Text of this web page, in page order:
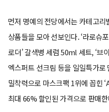
먼저 명예의 전당에서는 카테고
상품들을 모아 선보인다. ‘라로슈
로더’ 갈색병 세럼 50ml 세트, ‘브
엑스퍼트 선크림 등을 일일특가
밀착력으로 마스크팩 1위에 꼽힌
최대 66% 할인된 가격으로 판매